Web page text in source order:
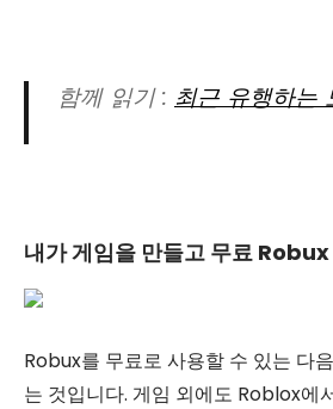
함께 읽기 : 최근 유행하는
내가 게임을 만들고 무료 Robux
Robux를 무료로 사용할 수 있는 다
는 것입니다. 게임 외에도 Roblox에